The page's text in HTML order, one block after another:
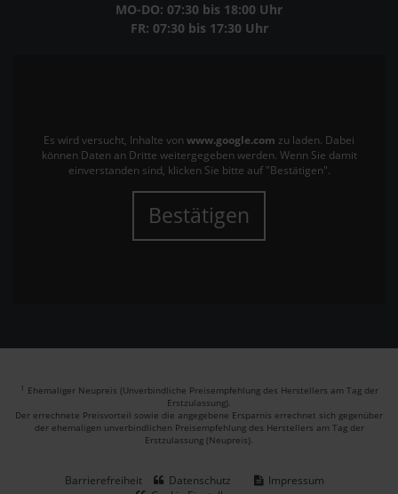
MO-DO: 07:30 bis 18:00 Uhr
FR: 07:30 bis 17:30 Uhr
Es wird versucht, Inhalte von www.google.com zu laden. Dabei
können Daten an Dritte weitergegeben werden. Wenn Sie damit
einverstanden sind, klicken Sie bitte auf "Bestätigen".
Bestätigen
1 Ehemaliger Neupreis (Unverbindliche Preisempfehlung des Herstellers am Tag der
Erstzulassung).
Der errechnete Preisvorteil sowie die angegebene Ersparnis errechnet sich gegenüber
der ehemaligen unverbindlichen Preisempfehlung des Herstellers am Tag der
Erstzulassung (Neupreis).
Barrierefreiheit Datenschutz
Impressum